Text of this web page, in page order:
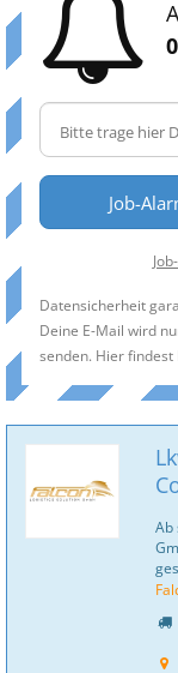
Job-
Datensicherheit
Deine E-Mail wird
senden. Hier findest
Ab